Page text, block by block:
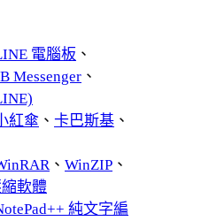
電腦板 、
Messenger 、
紅傘 、 卡巴斯基 、
、 WinZIP 、
軟體
純文字編